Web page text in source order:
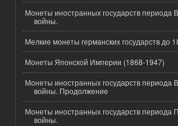
Монеты иностранных государств периода
войны.
Мелкие монеты германских государств до
Монеты Японской Империи (1868-1947)
Монеты иностранных государств периода
войны. Продолжение
Монеты иностранных государств периода
войны.